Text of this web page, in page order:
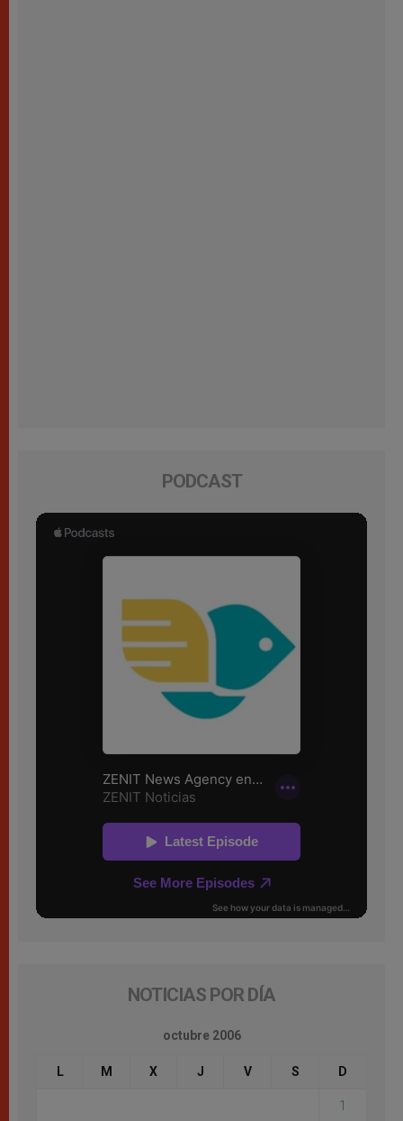
PODCAST
NOTICIAS POR DÍA
octubre 2006
L M X J V S D
1